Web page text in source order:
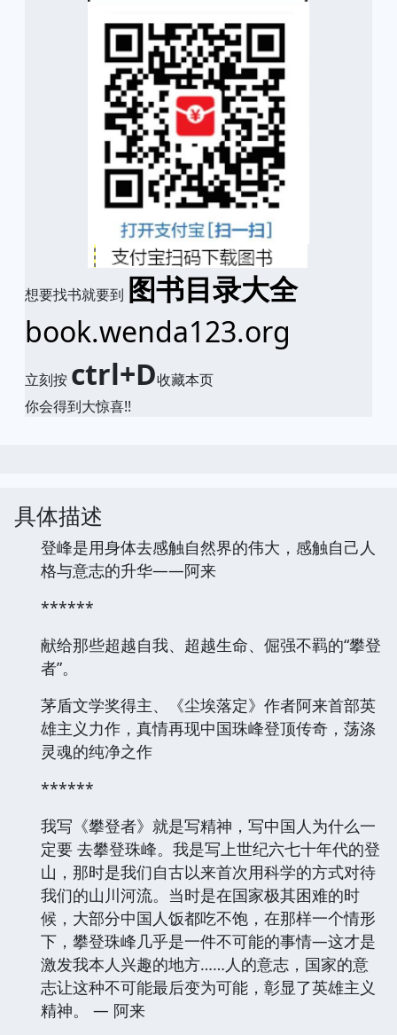
想要找书就要到 图书目录大全
book.wenda123.org
立刻按 ctrl+D收藏本页
你会得到大惊喜!!
具体描述
登峰是用身体去感触自然界的伟大，感触自己人
格与意志的升华——阿来
******
献给那些超越自我、超越生命、倔强不羁的“攀登
者”。
茅盾文学奖得主、《尘埃落定》作者阿来首部英
雄主义力作，真情再现中国珠峰登顶传奇，荡涤
灵魂的纯净之作
******
我写《攀登者》就是写精神，写中国人为什么一
定要 去攀登珠峰。我是写上世纪六七十年代的登
山，那时是我们自古以来首次用科学的方式对待
我们的山川河流。当时是在国家极其困难的时
候，大部分中国人饭都吃不饱，在那样一个情形
下，攀登珠峰几乎是一件不可能的事情—这才是
激发我本人兴趣的地方……人的意志，国家的意
志让这种不可能最后变为可能，彰显了英雄主义
精神。 — 阿来